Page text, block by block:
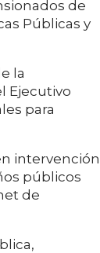
de
Públicas y
la
Ejecutivo
para
intervención
públicos
de